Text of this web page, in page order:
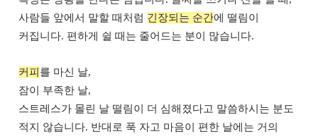
사람들 앞에서 말할 때처럼 긴장되는 순간에 떨림이
커집니다. 편하게 쉴 때는 줄어드는 분이 많습니다.
커피 를 마신 날,
잠이 부족한 날,
스트레스가 몰린 날 떨림이 더 심해졌다고 말씀하시는 분도
적지 않습니다. 반대로 푹 자고 마음이 편한 날에는 거의